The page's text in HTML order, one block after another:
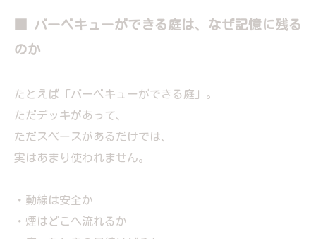
■ バーベキューができる庭は、なぜ記憶に残る
のか
たとえば「バーベキューができる庭」。
ただデッキがあって、
ただスペースがあるだけでは、
実はあまり使われません。
・動線は安全か
・煙はどこへ流れるか